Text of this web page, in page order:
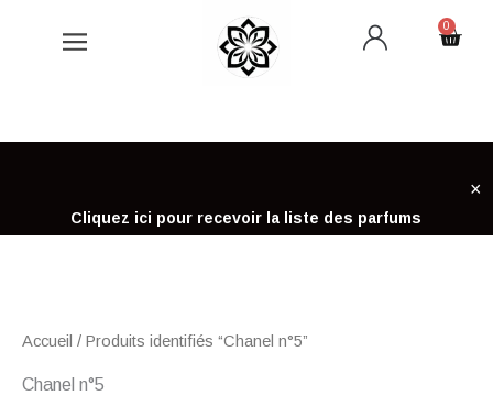
0
Cart
Cliquez ici pour recevoir la liste des parfums
×
Accueil / Produits identifiés “Chanel n°5”
Chanel n°5